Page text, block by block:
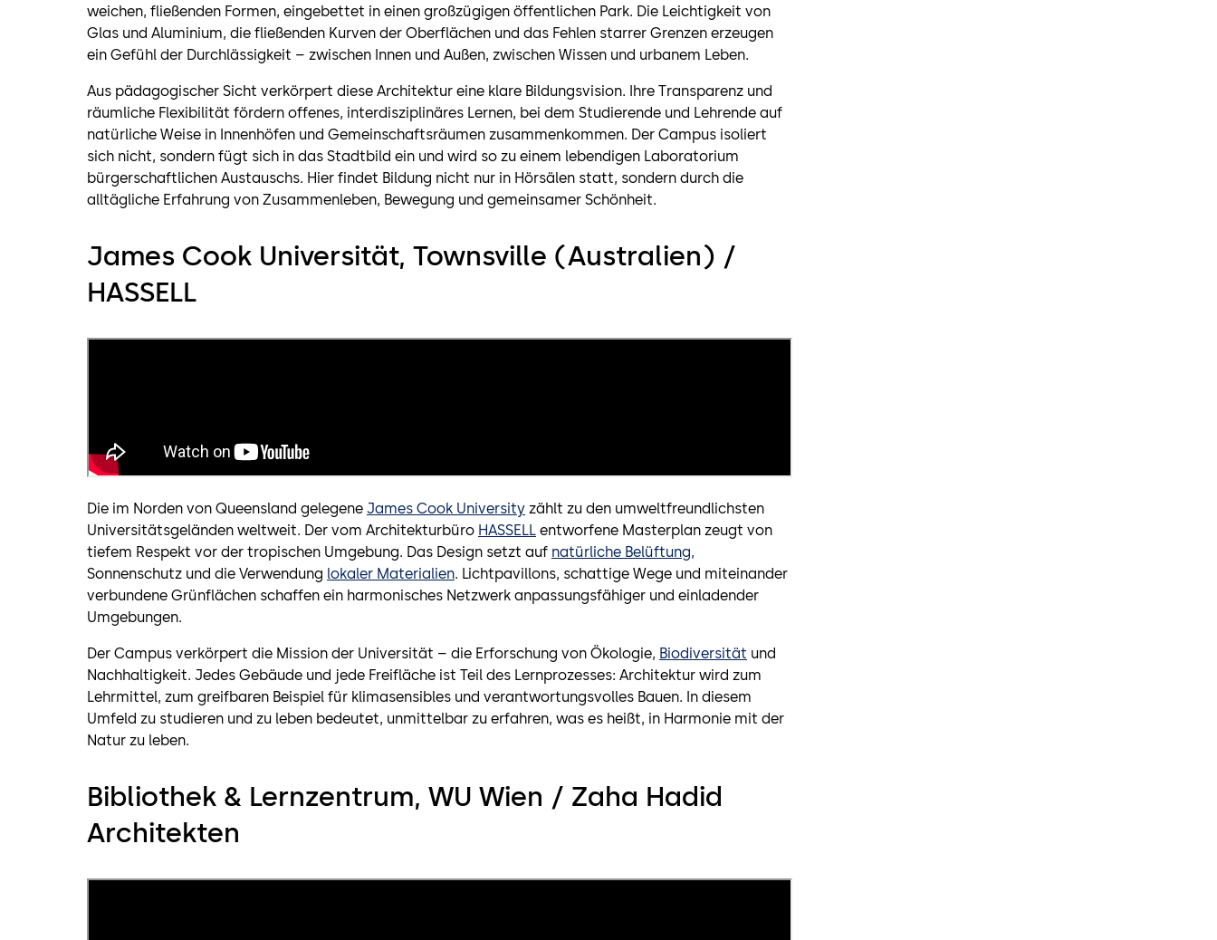
weichen, fließenden Formen, eingebettet in einen großzügigen öffentlichen Park. Die Leichtigkeit von
Glas und Aluminium, die fließenden Kurven der Oberflächen und das Fehlen starrer Grenzen erzeugen
ein Gefühl der Durchlässigkeit – zwischen Innen und Außen, zwischen Wissen und urbanem Leben.
Aus pädagogischer Sicht verkörpert diese Architektur eine klare Bildungsvision. Ihre Transparenz und
räumliche Flexibilität fördern offenes, interdisziplinäres Lernen, bei dem Studierende und Lehrende auf
natürliche Weise in Innenhöfen und Gemeinschaftsräumen zusammenkommen. Der Campus isoliert
sich nicht, sondern fügt sich in das Stadtbild ein und wird so zu einem lebendigen Laboratorium
bürgerschaftlichen Austauschs. Hier findet Bildung nicht nur in Hörsälen statt, sondern durch die
alltägliche Erfahrung von Zusammenleben, Bewegung und gemeinsamer Schönheit.
James Cook Universität, Townsville (Australien) /
HASSELL
Die im Norden von Queensland gelegene James Cook University zählt zu den umweltfreundlichsten
Universitätsgeländen weltweit. Der vom Architekturbüro HASSELL entworfene Masterplan zeugt von
tiefem Respekt vor der tropischen Umgebung. Das Design setzt auf natürliche Belüftung,
Sonnenschutz und die Verwendung lokaler Materialien. Lichtpavillons, schattige Wege und miteinander
verbundene Grünflächen schaffen ein harmonisches Netzwerk anpassungsfähiger und einladender
Umgebungen.
Der Campus verkörpert die Mission der Universität – die Erforschung von Ökologie, Biodiversität und
Nachhaltigkeit. Jedes Gebäude und jede Freifläche ist Teil des Lernprozesses: Architektur wird zum
Lehrmittel, zum greifbaren Beispiel für klimasensibles und verantwortungsvolles Bauen. In diesem
Umfeld zu studieren und zu leben bedeutet, unmittelbar zu erfahren, was es heißt, in Harmonie mit der
Natur zu leben.
Bibliothek & Lernzentrum, WU Wien / Zaha Hadid
Architekten